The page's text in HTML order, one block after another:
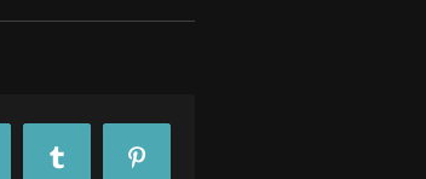
Tumblr Pinterest